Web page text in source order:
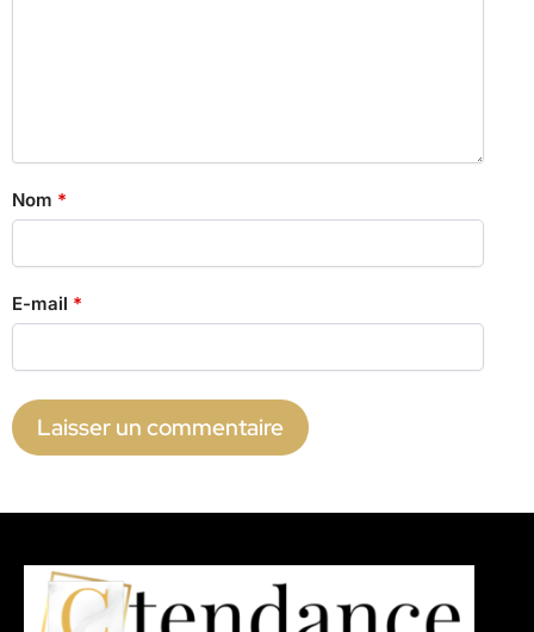
Nom *
E-mail *